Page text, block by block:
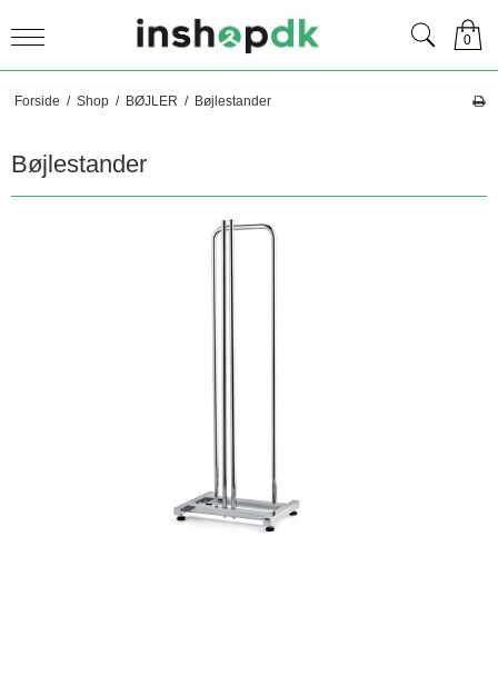
0
Forside / Shop / BØJLER / Bøjlestander
Bøjlestander